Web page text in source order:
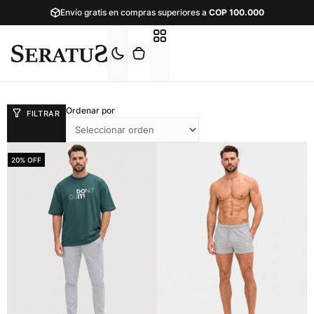
Envío gratis en compras superiores a COP100.000
FILTRAR Ordenar por
20% OFF